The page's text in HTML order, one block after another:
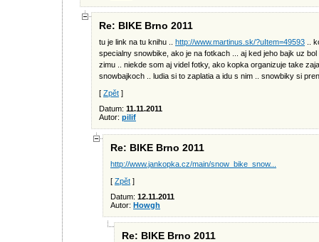
Re: BIKE Brno 2011
tu je link na tu knihu .. http://www.martinus.sk/?uItem=49593 ..
specialny snowbike, ako je na fotkach ... aj ked jeho bajk uz
zimu .. niekde som aj videl fotky, ako kopka organizuje take
snowbajkoch .. ludia si to zaplatia a idu s nim .. snowbiky si
[ Zpět ]
Datum: 11.11.2011
Autor: pilif
Re: BIKE Brno 2011
http://www.jankopka.cz/main/snow_bike_snow...
[ Zpět ]
Datum: 12.11.2011
Autor: Howgh
Re: BIKE Brno 2011